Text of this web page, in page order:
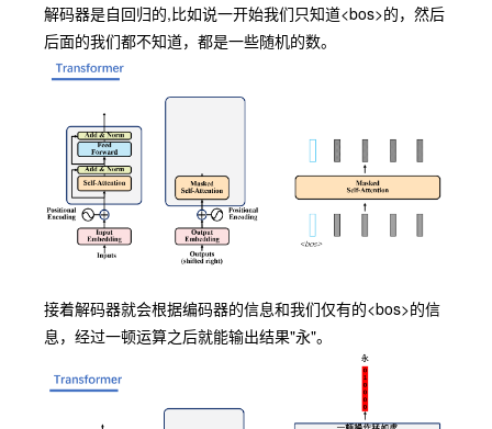
解码器是自回归的,比如说一开始我们只知道<bos>的，然后
后面的我们都不知道，都是一些随机的数。
接着解码器就会根据编码器的信息和我们仅有的<bos>的信
息，经过一顿运算之后就能输出结果"永"。